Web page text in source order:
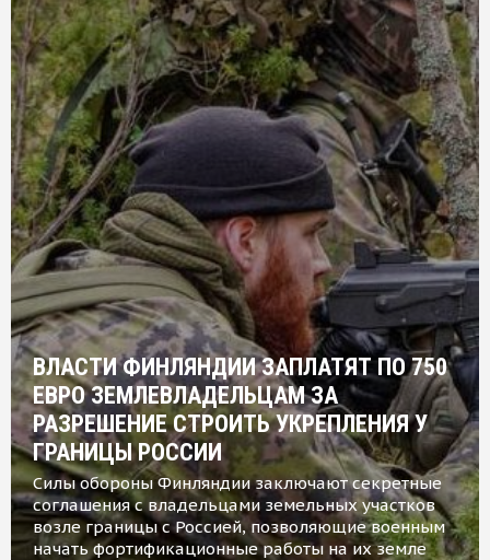
ВЛАСТИ ФИНЛЯНДИИ ЗАПЛАТЯТ ПО 750
ЕВРО ЗЕМЛЕВЛАДЕЛЬЦАМ ЗА
РАЗРЕШЕНИЕ СТРОИТЬ УКРЕПЛЕНИЯ У
ГРАНИЦЫ РОССИИ
Силы обороны Финляндии заключают секретные
соглашения с владельцами земельных участков
возле границы с Россией, позволяющие военным
начать фортификационные работы на их земле